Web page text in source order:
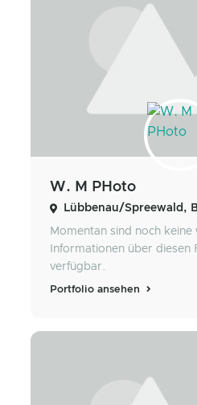
W. M PHoto
Lübbenau/Spreewald,
Momentan sind noch keine
Informationen über diesen
verfügbar.
Portfolio ansehen